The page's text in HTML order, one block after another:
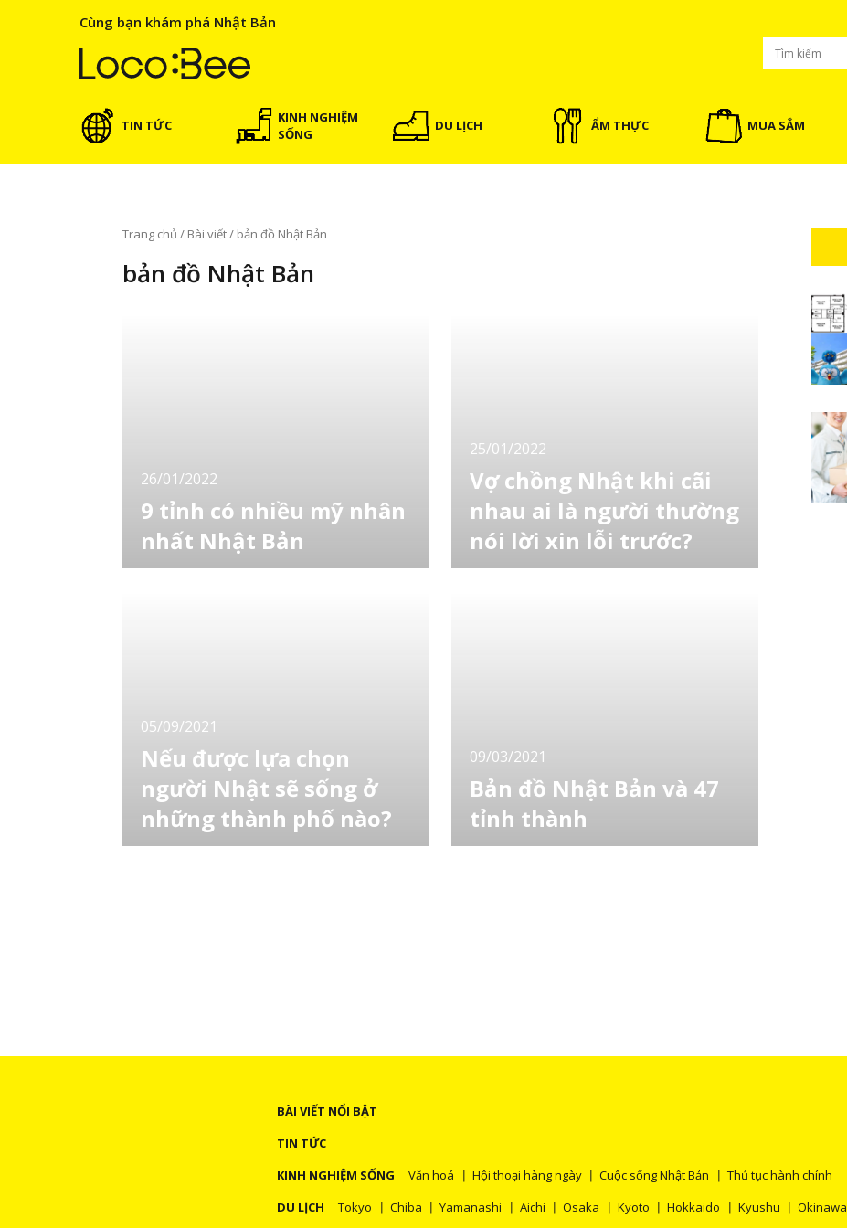
Cùng bạn khám phá Nhật Bản
TIN TỨC
KINH NGHIỆM
SỐNG
DU LỊCH ẨM THỰC MUA SẮM
Trang chủ / Bài viết/ bản đồ Nhật Bản
bản đồ Nhật Bản
26/01/2022
9 tỉnh có nhiều mỹ nhân
nhất Nhật Bản
Nước Nhật có 4 mùa với ưu đãi bởi thiên
25/01/2022
Vợ chồng Nhật khi cãi
nhau ai là người thường
nói lời xin lỗi trước?
Công ty Bảo hiểm nhân thọ Gibraltar đã thực
05/09/2021
Nếu được lựa chọn
người Nhật sẽ sống ở
những thành phố nào?
Ngay sau đây, LocoBee sẽ giới thiệu tới bạn
09/03/2021
Bản đồ Nhật Bản và 47
tỉnh thành
Các thông tin tại Nhật Bản hàng ngày thường
BÀI VIẾT NỔI BẬT
TIN TỨC
KINH NGHIỆM SỐNG
Văn hoá Hội thoại hàng ngày Cuộc sống Nhật Bản
Thủ tục hành chính
DU LỊCH
Tokyo Chiba Yamanashi Aichi Osaka Kyoto Hokkaido Kyushu Okinawa